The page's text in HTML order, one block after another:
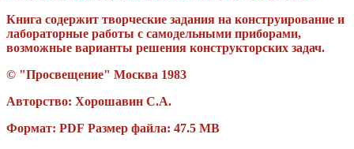
Книга содержит творческие задания на конструирование и
лабораторные работы с самодельными приборами,
возможные варианты решения конструкторских задач.
© "Просвещение" Москва 1983
Авторство: Хорошавин С.А.
Формат: PDF Размер файла: 47.5 MB